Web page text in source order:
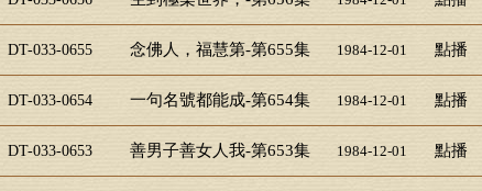
DT-033-0655 念佛人，福慧第-第655集 1984-12-01 點播
DT-033-0654 一句名號都能成-第654集 1984-12-01 點播
DT-033-0653 善男子善女人我-第653集 1984-12-01 點播